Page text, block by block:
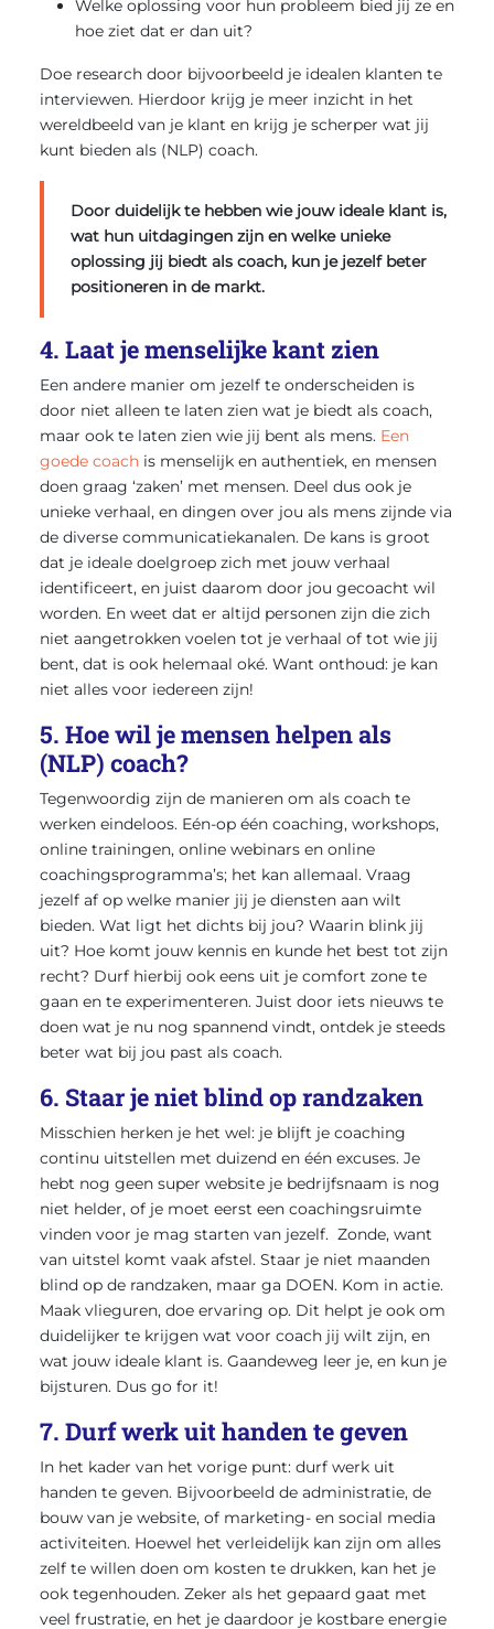
Welke oplossing voor hun probleem bied jij ze en
hoe ziet dat er dan uit?
Doe research door bijvoorbeeld je idealen klanten te
interviewen. Hierdoor krijg je meer inzicht in het
wereldbeeld van je klant en krijg je scherper wat jij
kunt bieden als (NLP) coach.
Door duidelijk te hebben wie jouw ideale klant is,
wat hun uitdagingen zijn en welke unieke
oplossing jij biedt als coach, kun je jezelf beter
positioneren in de markt.
4. Laat je menselijke kant zien
Een andere manier om jezelf te onderscheiden is
door niet alleen te laten zien wat je biedt als coach,
maar ook te laten zien wie jij bent als mens. Een
goede coach is menselijk en authentiek, en mensen
doen graag ‘zaken’ met mensen. Deel dus ook je
unieke verhaal, en dingen over jou als mens zijnde via
de diverse communicatiekanalen. De kans is groot
dat je ideale doelgroep zich met jouw verhaal
identificeert, en juist daarom door jou gecoacht wil
worden. En weet dat er altijd personen zijn die zich
niet aangetrokken voelen tot je verhaal of tot wie jij
bent, dat is ook helemaal oké. Want onthoud: je kan
niet alles voor iedereen zijn!
5. Hoe wil je mensen helpen als
(NLP) coach?
Tegenwoordig zijn de manieren om als coach te
werken eindeloos. Eén-op één coaching, workshops,
online trainingen, online webinars en online
coachingsprogramma’s; het kan allemaal. Vraag
jezelf af op welke manier jij je diensten aan wilt
bieden. Wat ligt het dichts bij jou? Waarin blink jij
uit? Hoe komt jouw kennis en kunde het best tot zijn
recht? Durf hierbij ook eens uit je comfort zone te
gaan en te experimenteren. Juist door iets nieuws te
doen wat je nu nog spannend vindt, ontdek je steeds
beter wat bij jou past als coach.
6. Staar je niet blind op randzaken
Misschien herken je het wel: je blijft je coaching
continu uitstellen met duizend en één excuses. Je
hebt nog geen super website je bedrijfsnaam is nog
niet helder, of je moet eerst een coachingsruimte
vinden voor je mag starten van jezelf. Zonde, want
van uitstel komt vaak afstel. Staar je niet maanden
blind op de randzaken, maar ga DOEN. Kom in actie.
Maak vlieguren, doe ervaring op. Dit helpt je ook om
duidelijker te krijgen wat voor coach jij wilt zijn, en
wat jouw ideale klant is. Gaandeweg leer je, en kun je
bijsturen. Dus go for it!
7. Durf werk uit handen te geven
In het kader van het vorige punt: durf werk uit
handen te geven. Bijvoorbeeld de administratie, de
bouw van je website, of marketing- en social media
activiteiten. Hoewel het verleidelijk kan zijn om alles
zelf te willen doen om kosten te drukken, kan het je
ook tegenhouden. Zeker als het gepaard gaat met
veel frustratie, en het je daardoor je kostbare energie